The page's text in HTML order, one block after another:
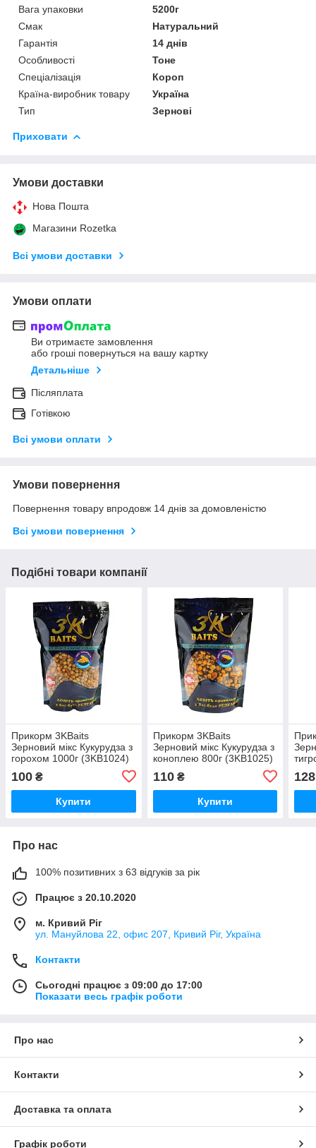
Вага упаковки
5200г
Смак
Натуральний
Гарантія
14 днів
Особливості
Тоне
Спеціалізація
Короп
Країна-виробник товару
Україна
Тип
Зернові
Приховати
Умови доставки
Нова Пошта
Магазини Rozetka
Всі умови доставки
Умови оплати
Ви отримаєте замовлення
або гроші повернуться на вашу картку
Детальніше
Післяплата
Готівкою
Всі умови оплати
Умови повернення
Повернення товару впродовж 14 днів за домовленістю
Всі умови повернення
Подібні товари компанії
Прикорм 3KBaits
Зерновий мікс Кукурудза з
горохом 1000г (3KB1024)
100 ₴
Купити
Прикорм 3KBaits
Зерновий мікс Кукурудза з
коноплею 800г (3KB1025)
110₴
Купити
128
Про нас
100% позитивних з 63 відгуків за рік
Працює з 20.10.2020
м. Кривий Ріг
ул. Мануйлова 22, офис 207, Кривий Ріг, Україна
Контакти
Сьогодні працює з 09:00 до 17:00
Показати весь графік роботи
Про нас
Контакти
Доставка та оплата
Графік роботи